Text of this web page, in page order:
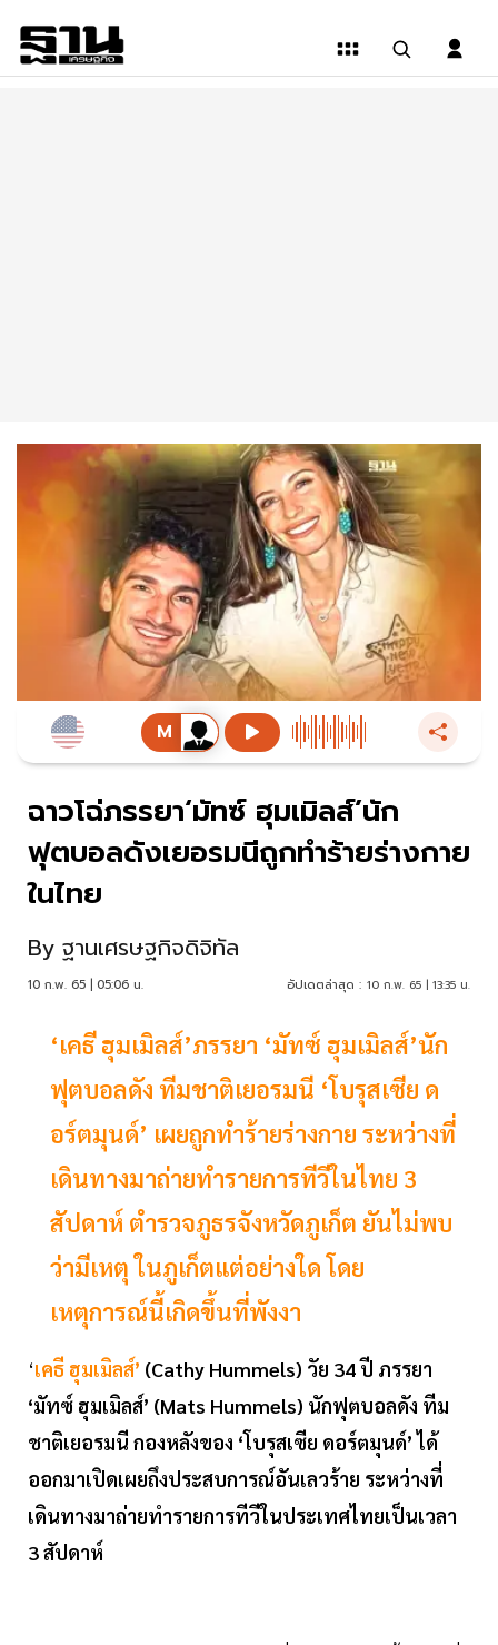
ฉาวโฉ่ภรรยา‘มัทซ์ ฮุมเมิลส์’นัก
ฟุตบอลดังเยอรมนีถูกทำร้ายร่างกาย
ในไทย
By ฐานเศรษฐกิจดิจิทัล
10 ก.พ. 65 | 05:06 น. อัปเดตล่าสุด : 10 ก.พ. 65 | 13:35 น.
‘เคธี ฮุมเมิลส์’ภรรยา ‘มัทซ์ ฮุมเมิลส์’นัก
ฟุตบอลดัง ทีมชาติเยอรมนี ‘โบรุสเซีย ด
อร์ตมุนด์’ เผยถูกทำร้ายร่างกาย ระหว่างที่
เดินทางมาถ่ายทำรายการทีวีในไทย 3
สัปดาห์ ตำรวจภูธรจังหวัดภูเก็ต ยันไม่พบ
ว่ามีเหตุ ในภูเก็ตแต่อย่างใด โดย
เหตุการณ์นี้เกิดขึ้นที่พังงา
‘เคธี ฮุมเมิลส์’ (Cathy Hummels) วัย 34 ปี ภรรยา
‘มัทซ์ ฮุมเมิลส์’ (Mats Hummels) นักฟุตบอลดัง ทีม
ชาติเยอรมนี กองหลังของ ‘โบรุสเซีย ดอร์ตมุนด์’ ได้
ออกมาเปิดเผยถึงประสบการณ์อันเลวร้าย ระหว่างที่
เดินทางมาถ่ายทำรายการทีวีในประเทศไทยเป็นเวลา
3 สัปดาห์